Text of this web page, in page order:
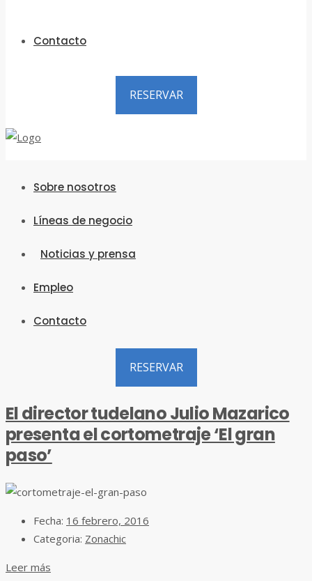
Contacto
RESERVAR
Sobre nosotros
Líneas de negocio
Noticias y prensa
Empleo
Contacto
RESERVAR
El director tudelano Julio Mazarico
presenta el cortometraje ‘El gran
paso’
Fecha: 16 febrero, 2016
Categoria: Zonachic
Leer más